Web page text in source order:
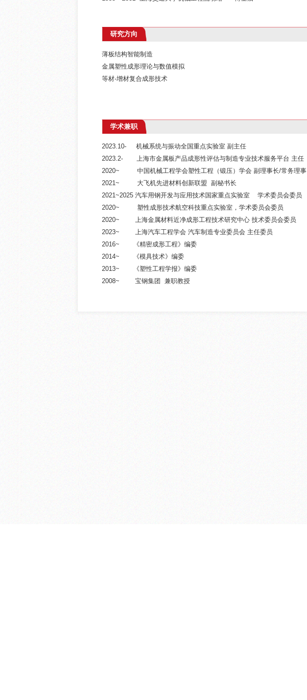
研究方向
薄板结构智能制造
金属塑性成形理论与数值模拟
等材-增材复合成形技术
学术兼职
2023.10- 机械系统与振动全国重点实验室 副主任
2023.2- 上海市金属板产品成形性评估与制造专业技术服务平台 主任
2020~ 中国机械工程学会塑性工程（锻压）学会 副理事长/常务理事
2021~ 大飞机先进材料创新联盟 副秘书长
2021~2025 汽车用钢开发与应用技术国家重点实验室 学术委员会委员
2020~ 塑性成形技术航空科技重点实验室，学术委员会委员
2020~ 上海金属材料近净成形工程技术研究中心 技术委员会委员
2023~ 上海汽车工程学会 汽车制造专业委员会 主任委员
2016~ 《精密成形工程》编委
2014~ 《模具技术》编委
2013~ 《塑性工程学报》编委
2008~ 宝钢集团 兼职教授